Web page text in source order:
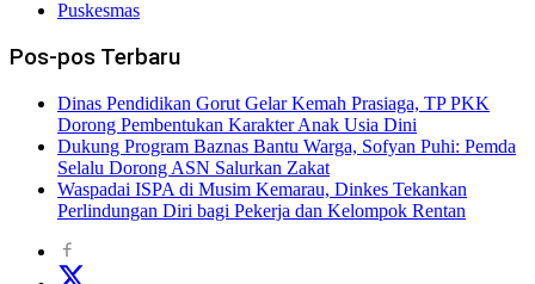
Puskesmas
Pos-pos Terbaru
Dinas Pendidikan Gorut Gelar Kemah Prasiaga, TP PKK
Dorong Pembentukan Karakter Anak Usia Dini
Dukung Program Baznas Bantu Warga, Sofyan Puhi: Pemda
Selalu Dorong ASN Salurkan Zakat
Waspadai ISPA di Musim Kemarau, Dinkes Tekankan
Perlindungan Diri bagi Pekerja dan Kelompok Rentan